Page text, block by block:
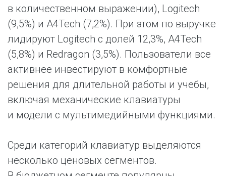
в количественном выражении), Logitech
(9,5%) и A4Tech (7,2%). При этом по выручке
лидируют Logitech с долей 12,3%, A4Tech
(5,8%) и Redragon (3,5%). Пользователи все
активнее инвестируют в комфортные
решения для длительной работы и учебы,
включая механические клавиатуры
и модели с мультимедийными функциями.
Среди категорий клавиатур выделяются
несколько ценовых сегментов.